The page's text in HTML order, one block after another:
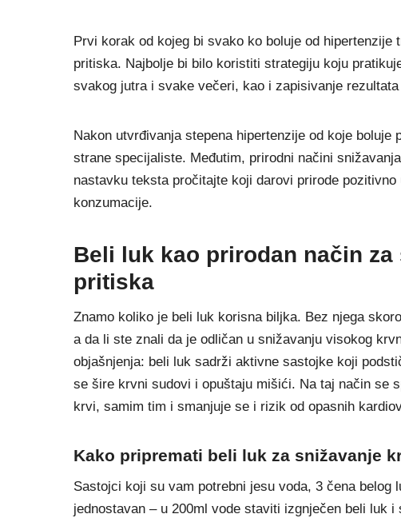
Prvi korak od kojeg bi svako ko boluje od
pritiska. Najbolje bi bilo koristiti strategiju koju
svakog jutra i svake večeri, kao i zapisivanje
Nakon utvrđivanja stepena hipertenzije od koje boluje
strane specijaliste. Međutim, prirodni načini
nastavku teksta pročitajte koji darovi prirode
konzumacije.
Beli luk kao prirodan način
pritiska
Znamo koliko je beli luk korisna biljka. Bez njega
a da li ste znali da je odličan u snižavanju visokog
objašnjenja: beli luk sadrži aktivne sastojke koji
se šire krvni sudovi i opuštaju mišići. Na taj način se
krvi, samim tim i smanjuje se i rizik od opasnih
Kako pripremati beli luk za snižavanje
Sastojci koji su vam potrebni jesu voda, 3 čena belog
jednostavan – u 200ml vode staviti izgnječen beli luk